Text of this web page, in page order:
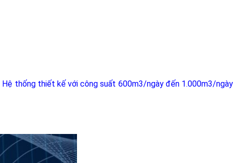
Hệ thống thiết kế với công suất 600m3/ngày đến 1.000m3/ngày